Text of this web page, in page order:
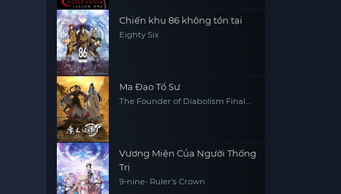
Chiến khu 86 không tồn tại
Eighty Six
Ma Đạo Tổ Sư
The Founder of Diabolism Final
Vương Miện Của Người Thống
Trị
9-nine- Ruler's Crown